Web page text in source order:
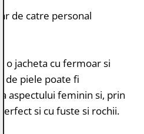
de catre personal
o jacheta cu fermoar si
de piele poate fi
aspectului feminin si, prin
si cu fuste si rochii.